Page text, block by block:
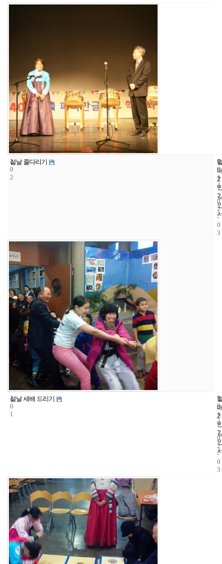
2
0
2
설날 줄다리기
2
6
6
2
0
1
4
-
0
2
-
0
3
2
0
1
설날 세배 드리기
2
5
8
2
0
1
4
-
0
2
-
0
3